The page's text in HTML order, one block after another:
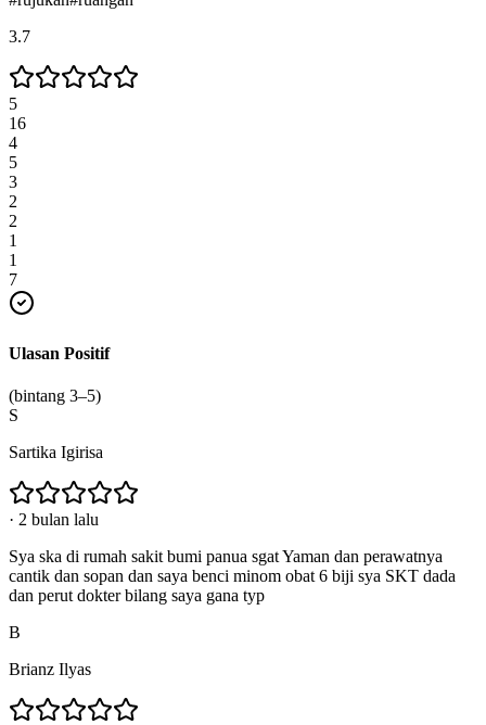
3.7
5
16
4
5
3
2
2
1
1
7
Ulasan Positif
(bintang 3–5)
S
Sartika Igirisa
· 2 bulan lalu
Sya ska di rumah sakit bumi panua sgat Yaman dan perawatnya
cantik dan sopan dan saya benci minom obat 6 biji sya SKT dada
dan perut dokter bilang saya gana typ
B
Brianz Ilyas